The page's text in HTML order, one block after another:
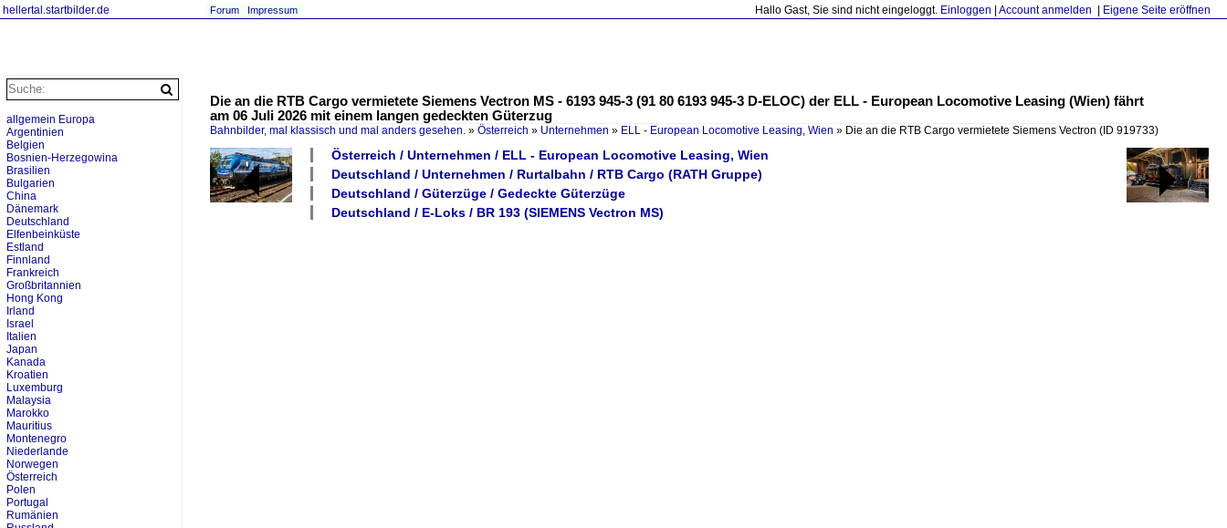
hellertal.startbilder.de Hallo Gast, Sie sind nicht eingeloggt. Einloggen Account anmelden Eigene Seite eröffnen
Forum Impressum
Die an die RTB Cargo vermietete Siemens Vectron MS - 6193 945-3 (91 80 6193 945-3 D-ELOC) der ELL - European Locomotive Leasing (Wien) fährt
am 06 Juli 2026 mit einem langen gedeckten Güterzug
Bahnbilder, mal klassisch und mal anders gesehen. » Österreich » Unternehmen » ELL - European Locomotive Leasing, Wien » Die an die RTB Cargo vermietete Siemens Vectron (ID 919733)
Österreich / Unternehmen / ELL - European Locomotive Leasing, Wien
Deutschland / Unternehmen / Rurtalbahn / RTB Cargo (RATH Gruppe)
Deutschland / Güterzüge / Gedeckte Güterzüge
Deutschland / E-Loks / BR 193 (SIEMENS Vectron MS)
allgemein Europa
Argentinien
Belgien
Bosnien-Herzegowina
Brasilien
Bulgarien
China
Dänemark
Deutschland
Elfenbeinküste
Estland
Finnland
Frankreich
Großbritannien
Hong Kong
Irland
Israel
Italien
Japan
Kanada
Kroatien
Luxemburg
Malaysia
Marokko
Mauritius
Montenegro
Niederlande
Norwegen
Österreich
Polen
Portugal
Rumänien